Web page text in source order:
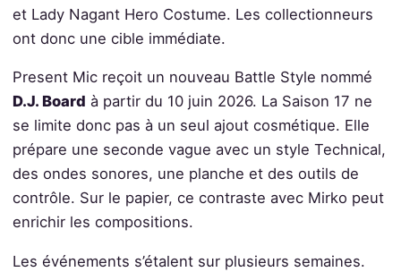
et Lady Nagant Hero Costume. Les collectionneurs
ont donc une cible immédiate.
Present Mic reçoit un nouveau Battle Style nommé
D.J. Board à partir du 10 juin 2026. La Saison 17 ne
se limite donc pas à un seul ajout cosmétique. Elle
prépare une seconde vague avec un style Technical,
des ondes sonores, une planche et des outils de
contrôle. Sur le papier, ce contraste avec Mirko peut
enrichir les compositions.
Les événements s’étalent sur plusieurs semaines.